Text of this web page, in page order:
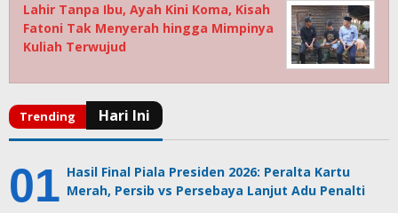
Lahir Tanpa Ibu, Ayah Kini Koma, Kisah
Fatoni Tak Menyerah hingga Mimpinya
Kuliah Terwujud
Hasil Final Piala Presiden 2026: Peralta Kartu
Merah, Persib vs Persebaya Lanjut Adu Penalti